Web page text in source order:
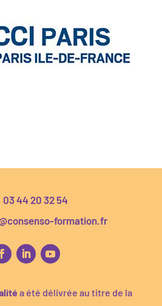
03 44 20 32 54
formation.fr
a été délivrée au titre de la